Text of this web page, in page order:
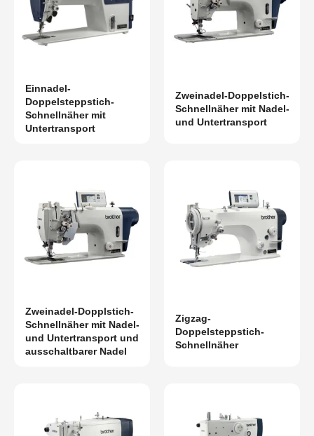
Einnadel-
Doppelsteppstich-
Schnellnäher mit
Untertransport
Zweinadel-Doppelstich-
Schnellnäher mit Nadel-
und Untertransport
Zweinadel-Dopplstich-
Schnellnäher mit Nadel-
und Untertransport und
ausschaltbarer Nadel
Zigzag-
Doppelsteppstich-
Schnellnäher